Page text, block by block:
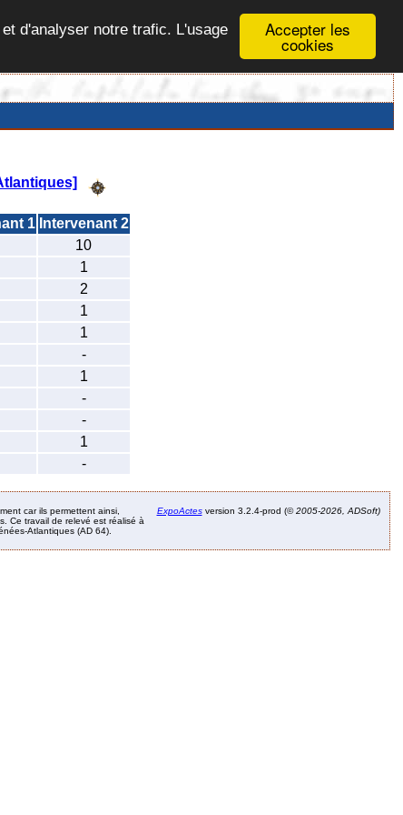
Accepter les
cookies
d'analyser notre trafic. L'usage
1 Intervenant 2
10
1
2
1
1
-
1
-
-
1
-
car ils permettent ainsi,
Ce travail de relevé est réalisé à
Atlantiques (AD 64).
ExpoActesversion 3.2.4-prod (©2005-2026, ADSoft)